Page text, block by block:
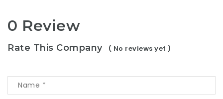
0 Review
Rate This Company ( No reviews yet )